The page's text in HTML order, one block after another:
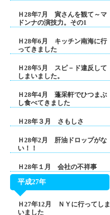
Ｈ28年7月 寅さんを観て～マ
ドンナの演技力。その1
Ｈ28年6月 キッチン南海に行
ってきました
Ｈ28年5月 スピ－ド違反して
しまいました。
Ｈ28年4月 蓬采軒でひつまぶ
し食べてきました
Ｈ28年３月 さもしさ
Ｈ28年2月 肝油ドロップがな
い！！
Ｈ28年１月 会社の不祥事
平成27年
Ｈ27年12月 ＮＹに行ってしま
いました